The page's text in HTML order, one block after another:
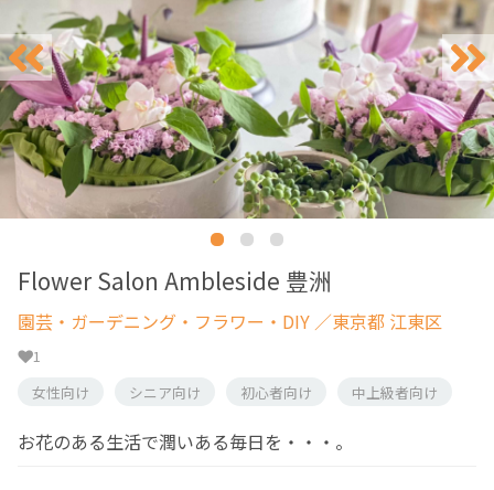
Flower Salon Ambleside 豊洲
園芸・ガーデニング・フラワー・DIY ／東京都 江東区
1
女性向け
シニア向け 初心者向け 中上級者向け
お花のある生活で潤いある毎日を・・・。